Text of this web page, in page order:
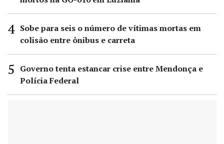
Sobe para seis o número de vítimas mortas em
colisão entre ônibus e carreta
Governo tenta estancar crise entre Mendonça e
Polícia Federal